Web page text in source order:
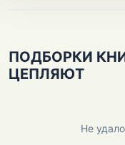
ПОДБОРКИ
ЦЕПЛЯЮТ
Не